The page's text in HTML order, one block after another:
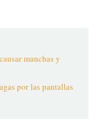
manchas y
por las pantallas